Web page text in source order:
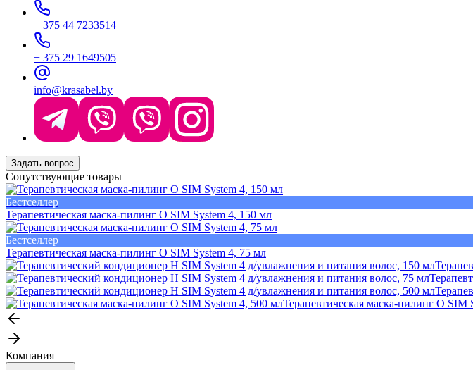
+ 375 44 7233514
+ 375 29 1649505
info@krasabel.by
Задать вопрос
Сопутствующие товары
Бестселлер
Терапевтическая маска-пилинг О SIM System 4, 150 мл
Бестселлер
Терапевтическая маска-пилинг О SIM System 4, 75 мл
Терапевтическая маска-пилинг О SIM
Компания